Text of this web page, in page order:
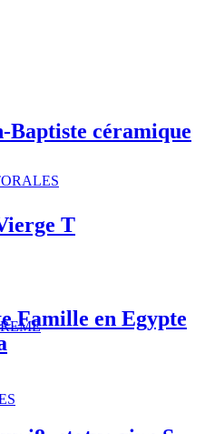
Baptiste céramique
T
Famille en Egypte